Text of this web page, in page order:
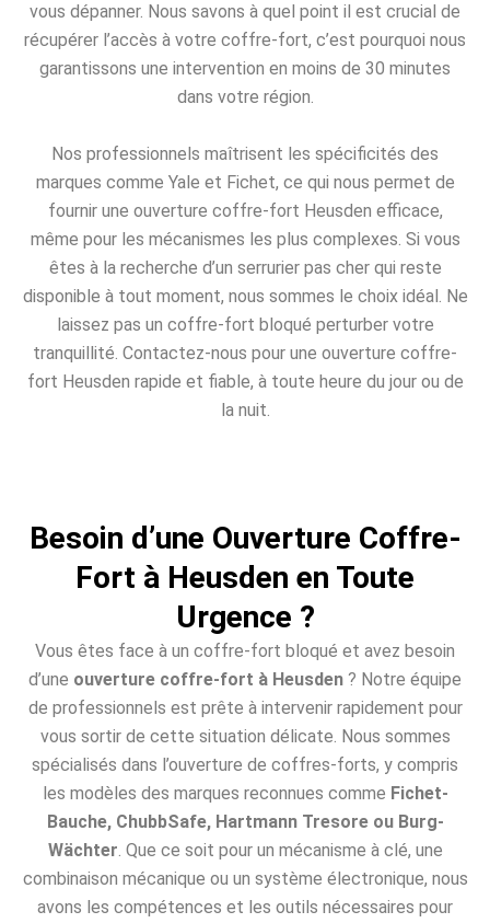
vous dépanner. Nous savons à quel point il est crucial de
récupérer l’accès à votre coffre-fort, c’est pourquoi nous
garantissons une intervention en moins de 30 minutes
dans votre région.
Nos professionnels maîtrisent les spécificités des
marques comme Yale et Fichet, ce qui nous permet de
fournir une ouverture coffre-fort Heusden efficace,
même pour les mécanismes les plus complexes. Si vous
êtes à la recherche d’un serrurier pas cher qui reste
disponible à tout moment, nous sommes le choix idéal. Ne
laissez pas un coffre-fort bloqué perturber votre
tranquillité. Contactez-nous pour une ouverture coffre-
fort Heusden rapide et fiable, à toute heure du jour ou de
la nuit.
Besoin d’une Ouverture Coffre-
Fort à Heusden en Toute
Urgence ?
Vous êtes face à un coffre-fort bloqué et avez besoin
d’une ouverture coffre-fort à Heusden ? Notre équipe
de professionnels est prête à intervenir rapidement pour
vous sortir de cette situation délicate. Nous sommes
spécialisés dans l’ouverture de coffres-forts, y compris
les modèles des marques reconnues comme Fichet-
Bauche, ChubbSafe, Hartmann Tresore ou Burg-
Wächter . Que ce soit pour un mécanisme à clé, une
combinaison mécanique ou un système électronique, nous
avons les compétences et les outils nécessaires pour